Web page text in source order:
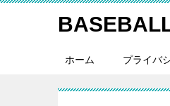
ホーム プライバ